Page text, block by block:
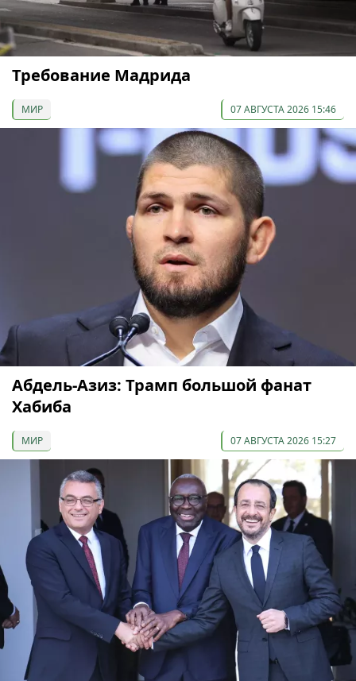
Требование Мадрида
МИР 07 АВГУСТА 2026 15:46
Абдель-Азиз: Трамп большой фанат
Хабиба
МИР 07 АВГУСТА 2026 15:27